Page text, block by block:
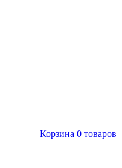
Корзина 0 товаров